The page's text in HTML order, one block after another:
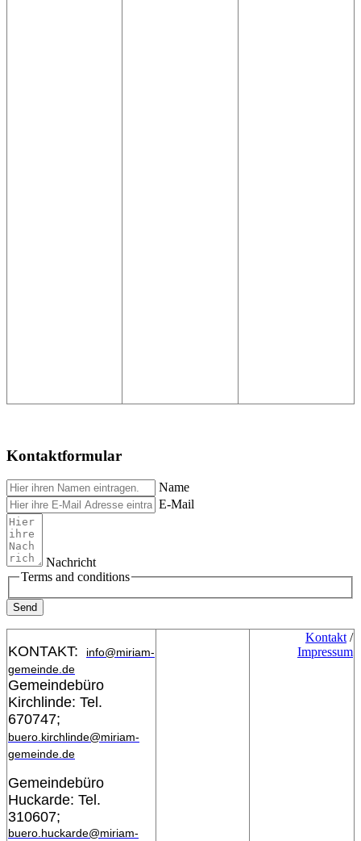
Kontaktformular
Name
E-Mail
Nachricht
Terms and conditions
Send
KONTAKT:
info@miriam-
gemeinde.de
Gemeindebüro
Kirchlinde: Tel.
670747;
buero.kirchlinde@miriam-
gemeinde.de
Gemeindebüro
Huckarde: Tel.
310607;
buero.huckarde@miriam-
Kontakt /
Impressum